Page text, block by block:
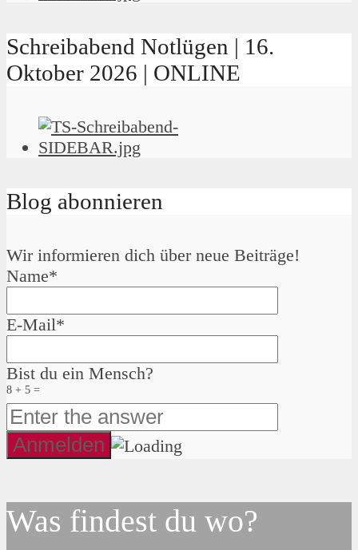
Schreibabend Notlügen | 16.
Oktober 2026 | ONLINE
Blog abonnieren
Wir informieren dich über neue Beiträge!
Name*
E-Mail*
Bist du ein Mensch?
8 + 5 =
Was findest du wo?